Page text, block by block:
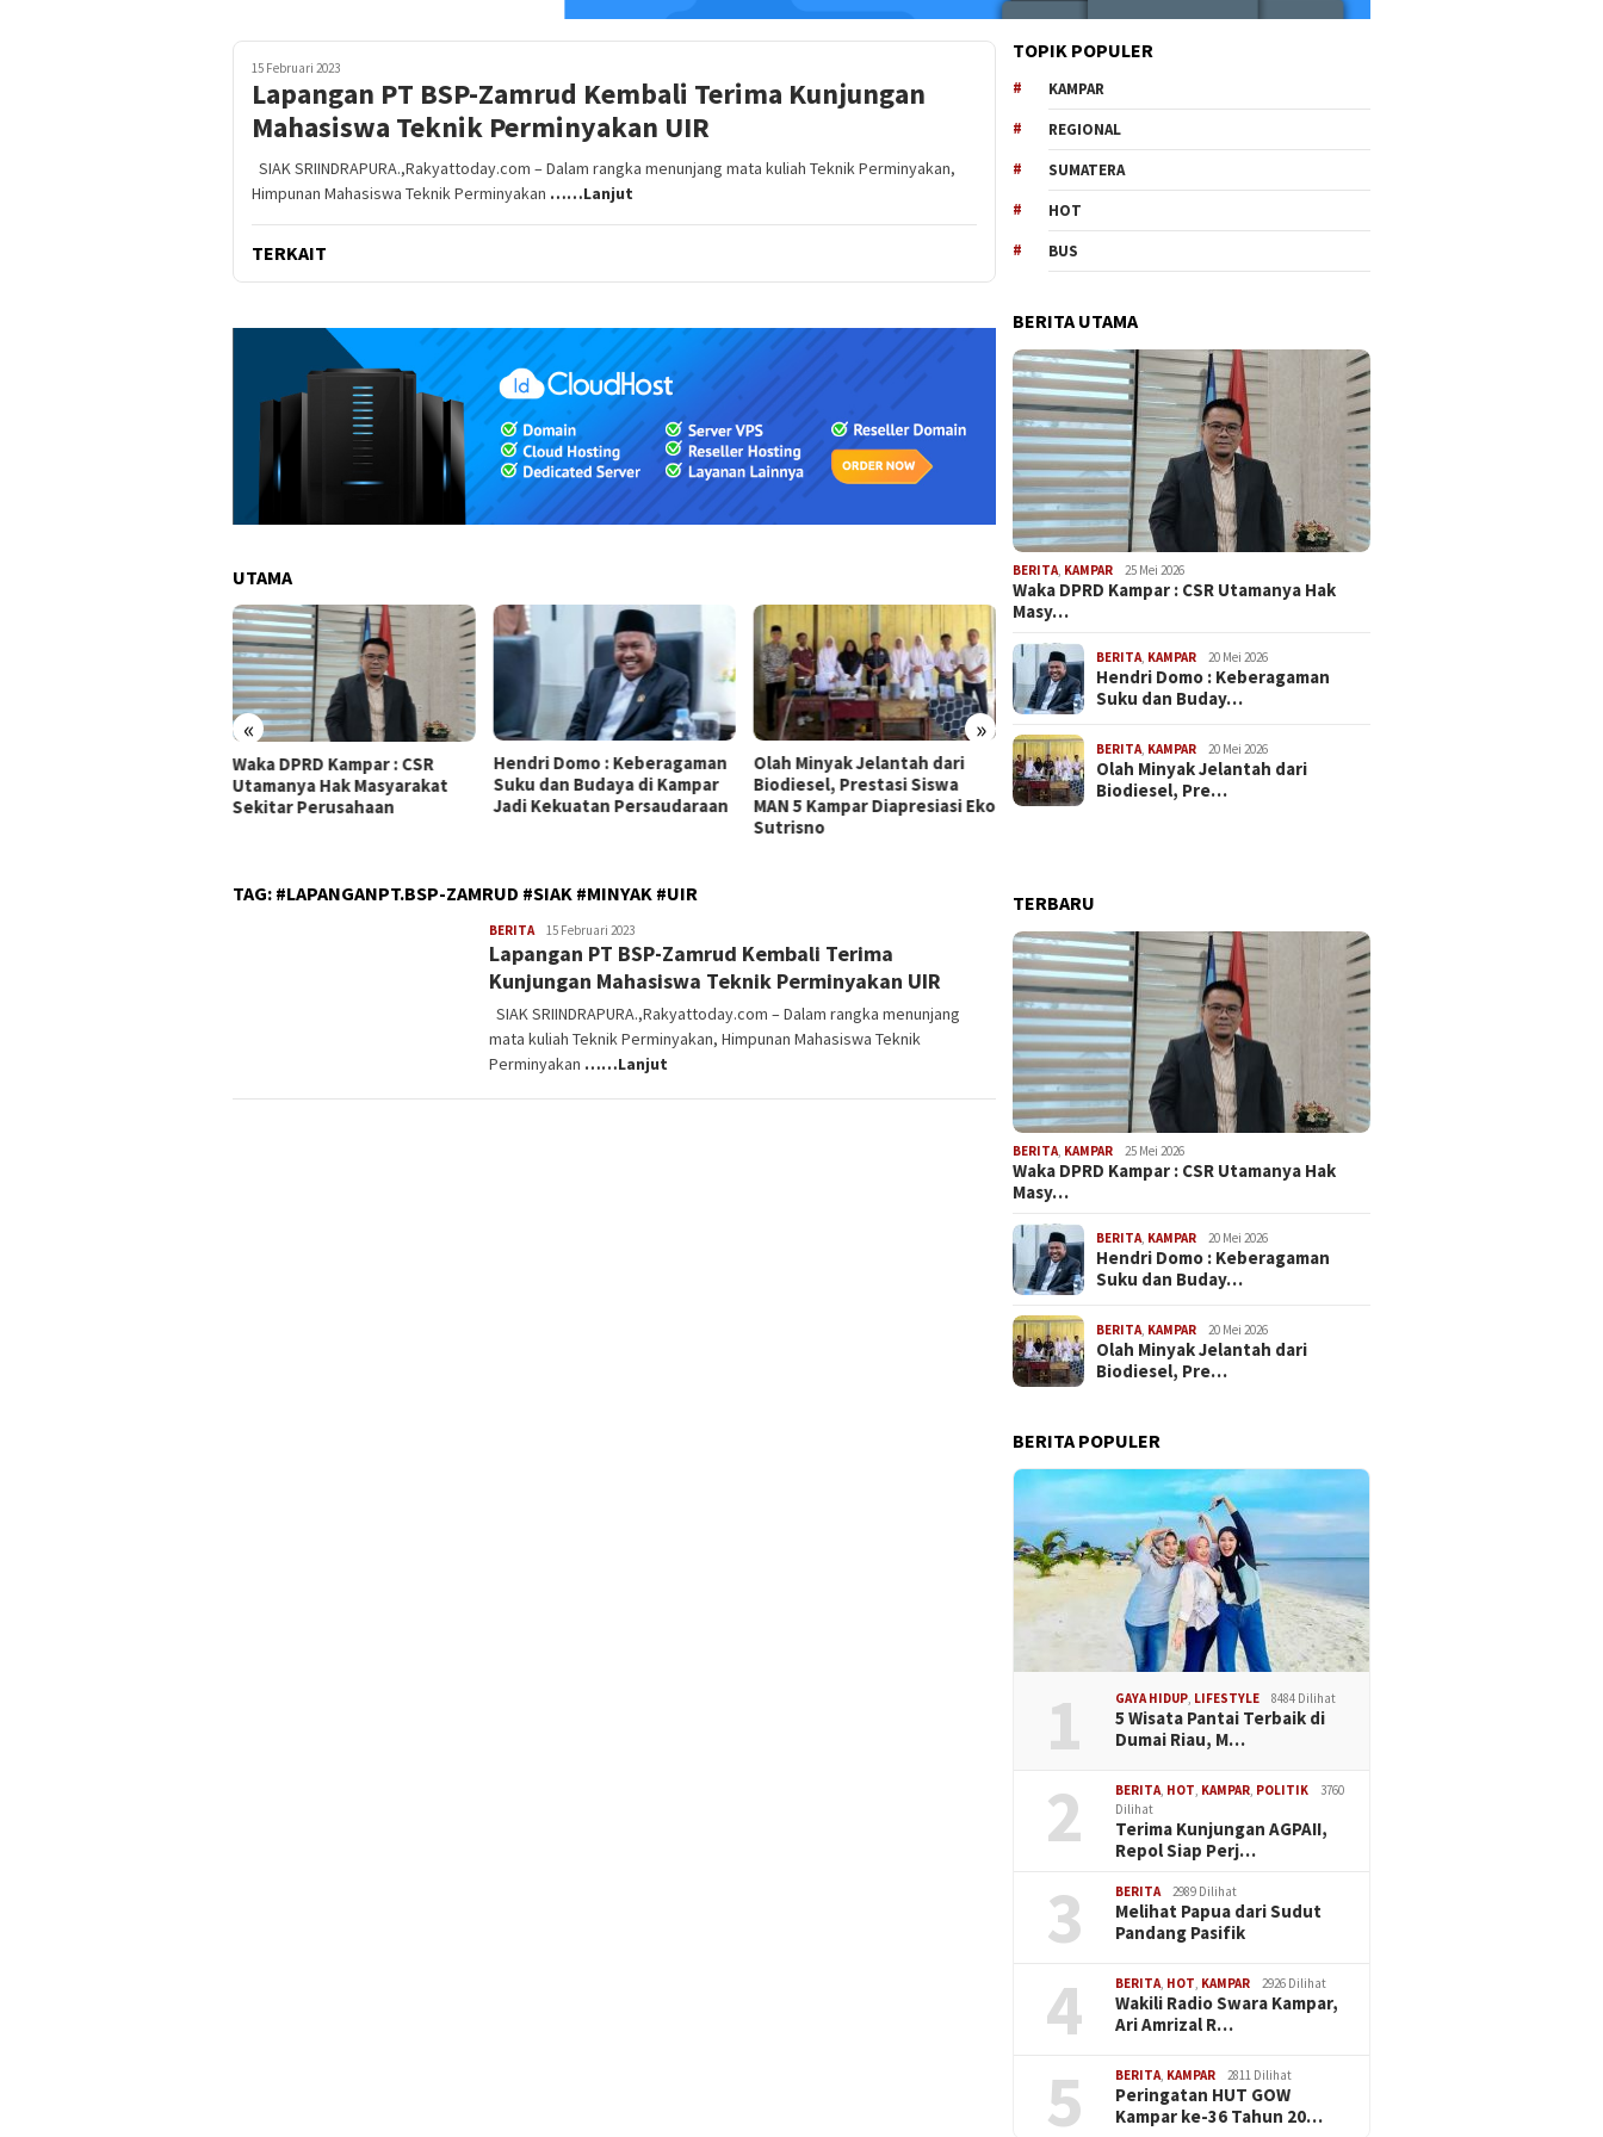
15 Februari 2023
Lapangan PT BSP-Zamrud Kembali Terima Kunjungan
Mahasiswa Teknik Perminyakan UIR
SIAK SRIINDRAPURA.,Rakyattoday.com – Dalam rangka menunjang mata kuliah Teknik Perminyakan,
Himpunan Mahasiswa Teknik Perminyakan ……Lanjut
TERKAIT
UTAMA
« »
Hendri Domo : Keberagaman
Suku dan Budaya di Kampar
Jadi Kekuatan Persaudaraan
Olah Minyak Jelantah dari
Biodiesel, Prestasi Siswa
MAN 5 Kampar Diapresiasi Eko
Komisi II DPRD Kampar
Dorong SEB Antar
Kementerian
Ketua Komisi IV Minta
Perusahaan Berbenah
Terkait Limbah
Ketua Komisi II Tony Hidayat
TAG: #LAPANGANPT.BSP-ZAMRUD #SIAK #MINYAK #UIR
BERITAAldi
Irpan
15 Februari 2023
Lapangan PT BSP-Zamrud Kembali Terima
Kunjungan Mahasiswa Teknik Perminyakan UIR
SIAK SRIINDRAPURA.,Rakyattoday.com – Dalam rangka menunjang
mata kuliah Teknik Perminyakan, Himpunan Mahasiswa Teknik
Perminyakan ……Lanjut
TOPIK POPULER
KAMPAR
REGIONAL
SUMATERA
HOT
BUS
BERITA UTAMA
BERITA KAMPAR 25 Mei 2026
Waka DPRD Kampar : CSR Utamanya Hak
Masy…
BERITA KAMPAR 20 Mei 2026
Hendri Domo : Keberagaman
Suku dan Buday…
BERITA KAMPAR 20 Mei 2026
Olah Minyak Jelantah dari
Biodiesel, Pre…
TERBARU
BERITA, KAMPAR 25 Mei 2026
Waka DPRD Kampar : CSR Utamanya Hak
Masy…
BERITA, KAMPAR 20 Mei 2026
Hendri Domo : Keberagaman
Suku dan Buday…
BERITA, KAMPAR 20 Mei 2026
Olah Minyak Jelantah dari
Biodiesel, Pre…
BERITA POPULER
1 GAYA HIDUP, LIFESTYLE 8484 Dilihat
5 Wisata Pantai Terbaik di
Dumai Riau, M…
2 BERITA, HOT, KAMPAR, POLITIK
3760
Dilihat
Terima Kunjungan AGPAII,
Repol Siap Perj…
3 BERITA 2989 Dilihat
Melihat Papua dari Sudut
Pandang Pasifik
4 BERITA, HOT, KAMPAR 2926 Dilihat
Wakili Radio Swara Kampar,
Ari Amrizal R…
5 BERITA, KAMPAR 2811 Dilihat
Peringatan HUT GOW
Kampar ke-36 Tahun 20…